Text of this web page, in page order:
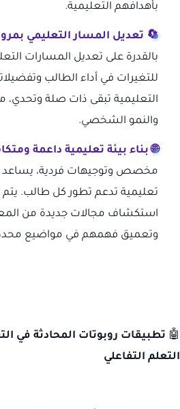
بأهدافهم التعليمية.
🔄 تعديل المسار التعليمي
بالقدرة على تعديل المسارات
للتغيرات في أداء الطالب
التعليمية تبقى ذات صلة وتحدي،
والنمو الشخصي.
🌐 بناء بيئة تعليمية داعمة
مخصص وتوجيهات فردية، يساعد
تعليمية تدعم تطور كل طالب.
استكشاف مجالات جديدة من
وتعميق فهمهم في مواضيع
🤖 تطبيقات روبوتات المحادثة في
التعلم التفاعلي